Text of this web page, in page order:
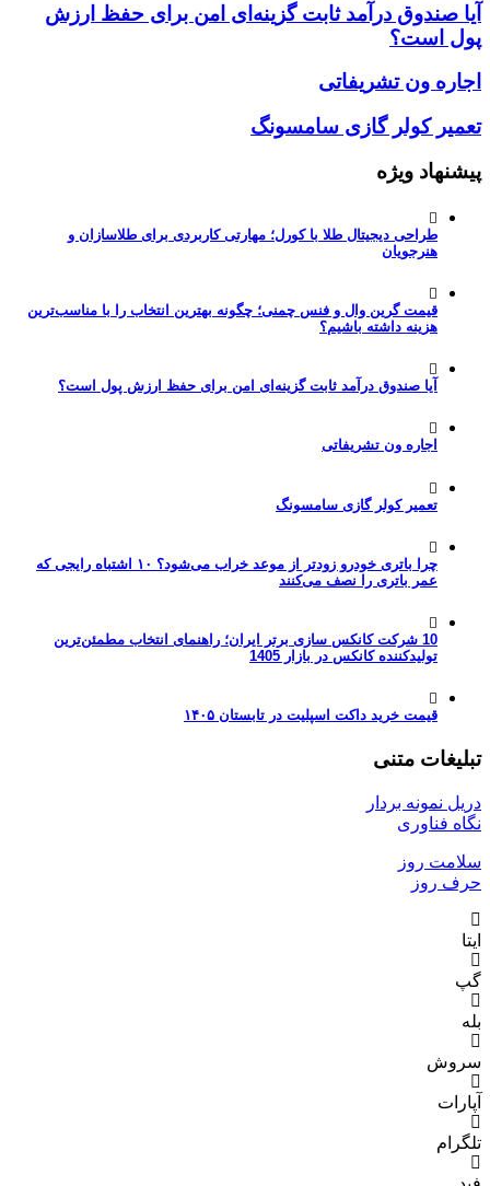
آیا صندوق درآمد ثابت گزینه‌ای امن برای حفظ ارزش
پول است؟
اجاره ون تشریفاتی
تعمیر کولر گازی سامسونگ
پیشنهاد ویژه
طراحی دیجیتال طلا با کورل؛ مهارتی کاربردی برای طلاسازان و
هنرجویان
قیمت گرین وال و فنس چمنی؛ چگونه بهترین انتخاب را با مناسب‌ترین
هزینه داشته باشیم؟
آیا صندوق درآمد ثابت گزینه‌ای امن برای حفظ ارزش پول است؟
اجاره ون تشریفاتی
تعمیر کولر گازی سامسونگ
چرا باتری خودرو زودتر از موعد خراب می‌شود؟ ۱۰ اشتباه رایجی که
عمر باتری را نصف می‌کنند
10 شرکت کانکس سازی برتر ایران؛ راهنمای انتخاب مطمئن‌ترین
تولیدکننده کانکس در بازار 1405
قیمت خرید داکت اسپلیت در تابستان ۱۴۰۵
تبلیغات متنی
دریل نمونه بردار
نگاه فناوری
سلامت روز
حرف روز
ایتا
گپ
بله
سروش
آپارات
تلگرام